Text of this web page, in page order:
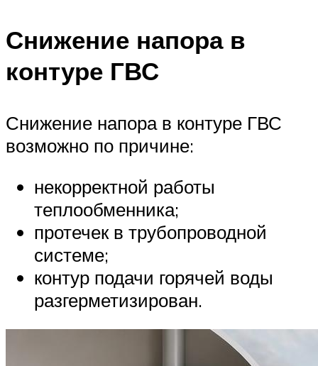
Снижение напора в
контуре ГВС
Снижение напора в контуре ГВС
возможно по причине:
некорректной работы
теплообменника;
протечек в трубопроводной
системе;
контур подачи горячей воды
разгерметизирован.